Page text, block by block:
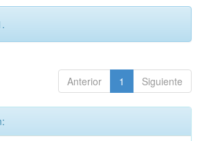
Anterior 1 Siguiente